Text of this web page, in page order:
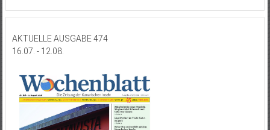
AKTUELLE AUSGABE 474
16.07. - 12.08.